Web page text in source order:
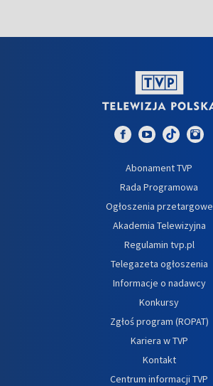
Abonament TVP
Rada Programowa
Ogłoszenia przetargowe
Akademia Telewizyjna
Regulamin tvp.pl
Telegazeta ogłoszenia
Informacje o nadawcy
Konkursy
Zgłoś program (ROPAT)
Kariera w TVP
Kontakt
Centrum informacji TVP